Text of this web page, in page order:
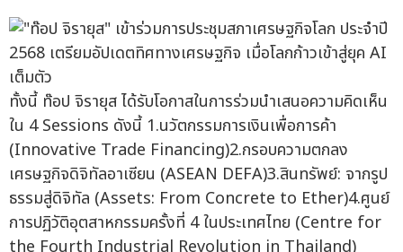
ทั้งนี้ ท๊อป จิรายุส ได้รับโอกาสในการร่วมนำเสนอความคิดเห็น
ใน 4 Sessions ดังนี้ 1.นวัตกรรมการเงินเพื่อการค้า
(Innovative Trade Financing)2.กรอบความตกลง
เศรษฐกิจดิจิทัลอาเซียน (ASEAN DEFA)3.สินทรัพย์: จากรูป
ธรรมสู่ดิจิทัล (Assets: From Concrete to Ether)4.ศูนย์
การปฏิวัติอุตสาหกรรมครั้งที่ 4 ในประเทศไทย (Centre for